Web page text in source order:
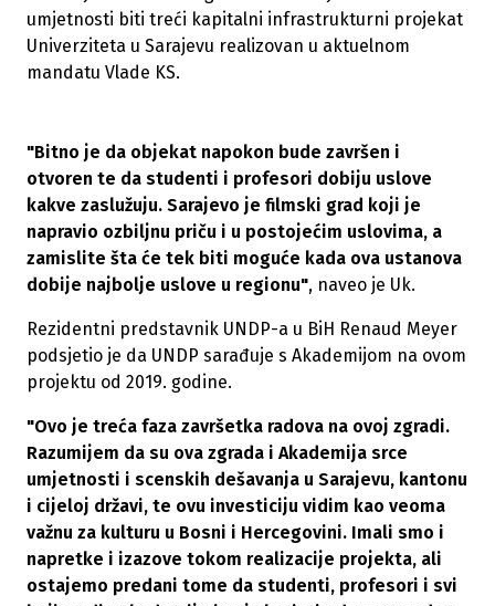
umjetnosti biti treći kapitalni infrastrukturni projekat
Univerziteta u Sarajevu realizovan u aktuelnom
mandatu Vlade KS.
"Bitno je da objekat napokon bude završen i
otvoren te da studenti i profesori dobiju uslove
kakve zaslužuju. Sarajevo je filmski grad koji je
napravio ozbiljnu priču i u postojećim uslovima, a
zamislite šta će tek biti moguće kada ova ustanova
dobije najbolje uslove u regionu", naveo je Uk.
Rezidentni predstavnik UNDP-a u BiH Renaud Meyer
podsjetio je da UNDP sarađuje s Akademijom na ovom
projektu od 2019. godine.
"Ovo je treća faza završetka radova na ovoj zgradi.
Razumijem da su ova zgrada i Akademija srce
umjetnosti i scenskih dešavanja u Sarajevu, kantonu
i cijeloj državi, te ovu investiciju vidim kao veoma
važnu za kulturu u Bosni i Hercegovini. Imali smo i
napretke i izazove tokom realizacije projekta, ali
ostajemo predani tome da studenti, profesori i svi